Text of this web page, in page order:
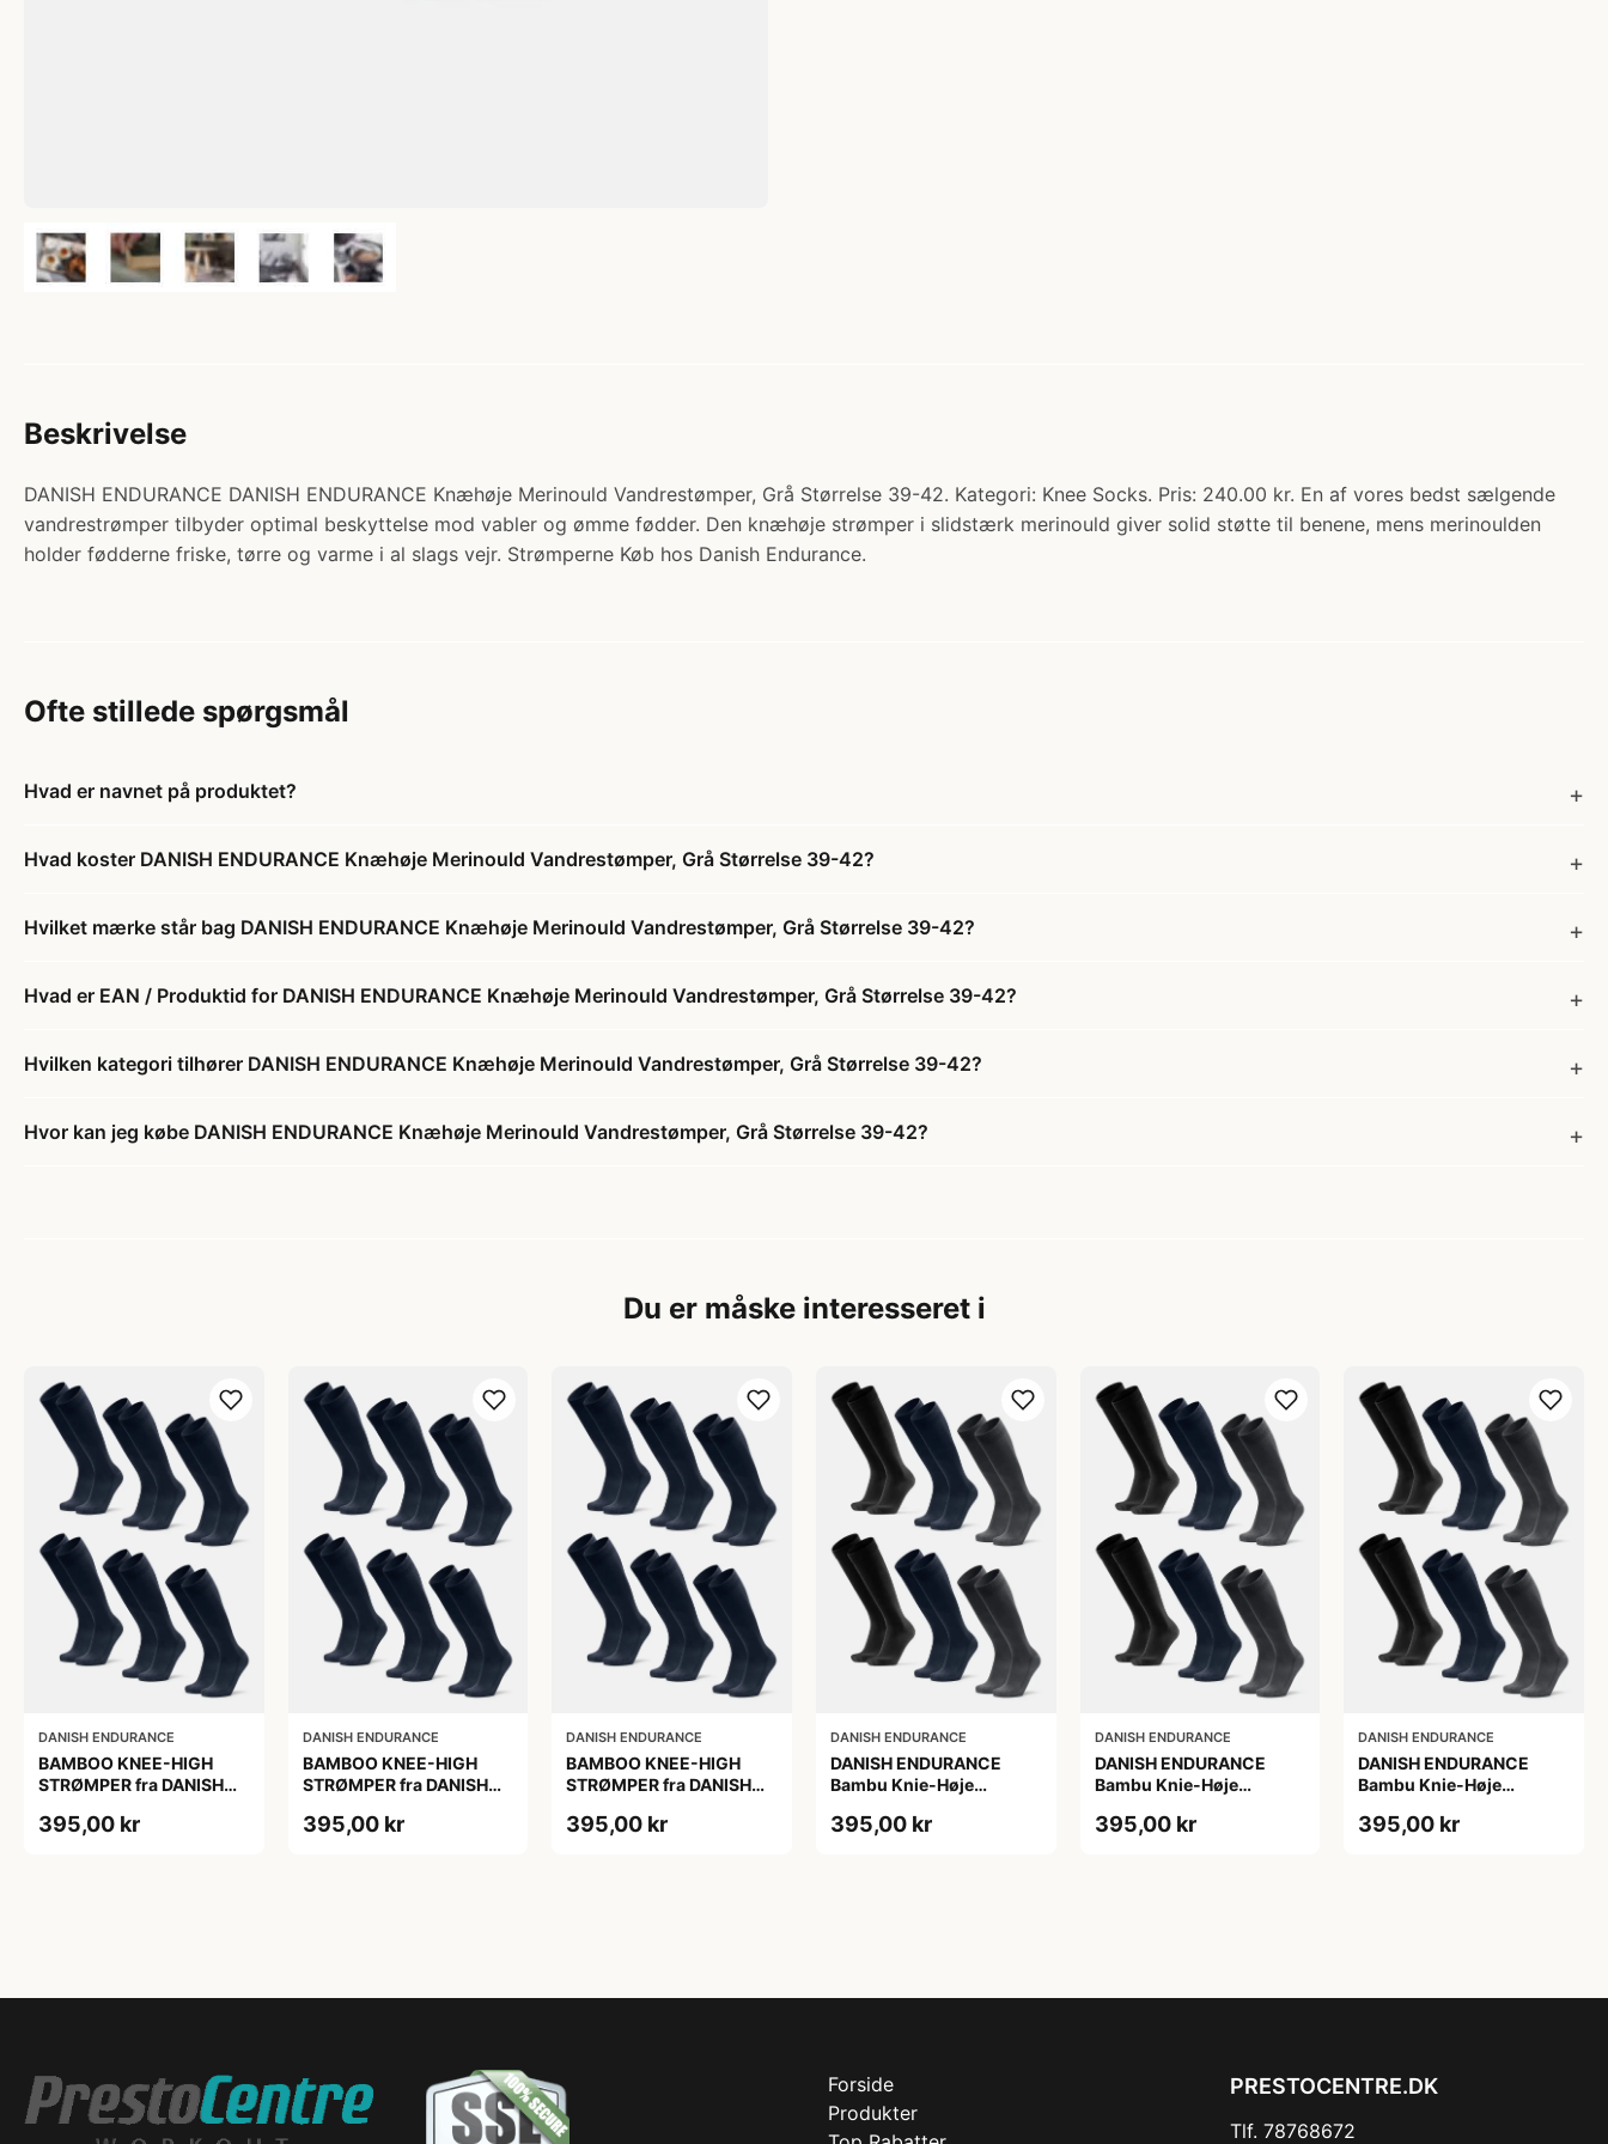
Beskrivelse
DANISH ENDURANCE DANISH ENDURANCE Knæhøje Merinould Vandrestømper, Grå Størrelse 39-42. Kategori: Knee Socks. Pris: 240.00 kr. En af vores bedst sælgende
vandrestrømper tilbyder optimal beskyttelse mod vabler og ømme fødder. Den knæhøje strømper i slidstærk merinould giver solid støtte til benene, mens merinoulden
holder fødderne friske, tørre og varme i al slags vejr. Strømperne Køb hos Danish Endurance.
Ofte stillede spørgsmål
Hvad er navnet på produktet?
Hvad koster DANISH ENDURANCE Knæhøje Merinould Vandrestømper, Grå Størrelse 39-42?
Hvilket mærke står bag DANISH ENDURANCE Knæhøje Merinould Vandrestømper, Grå Størrelse 39-42?
Hvad er EAN / Produktid for DANISH ENDURANCE Knæhøje Merinould Vandrestømper, Grå Størrelse 39-42?
Hvilken kategori tilhører DANISH ENDURANCE Knæhøje Merinould Vandrestømper, Grå Størrelse 39-42?
Hvor kan jeg købe DANISH ENDURANCE Knæhøje Merinould Vandrestømper, Grå Størrelse 39-42?
Du er måske interesseret i
DANISH ENDURANCE
BAMBOO KNEE-HIGH
STRØMPER fra DANISH
6-Pak, Knæhøj, Bambus,
395,00 kr
DANISH ENDURANCE
BAMBOO KNEE-HIGH
STRØMPER fra DANISH
6-Pak, Knæhøj, Bambus,
395,00 kr
DANISH ENDURANCE
BAMBOO KNEE-HIGH
STRØMPER fra DANISH
6-Pak, Knæhøj, Bambus,
395,00 kr
DANISH ENDURANCE
DANISH ENDURANCE
Bambu Knie-Høje
Navy Blå, 6-Pak
395,00 kr
DANISH ENDURANCE
DANISH ENDURANCE
Bambu Knie-Høje
Navy Blå, 6-Pak
395,00 kr
DANISH ENDURANCE
DANISH ENDURANCE
Bambu Knie-Høje
Navy Blå, 6-Pak
395,00 kr
Forside
Produkter
PRESTOCENTRE.DK
Tlf. 78768672